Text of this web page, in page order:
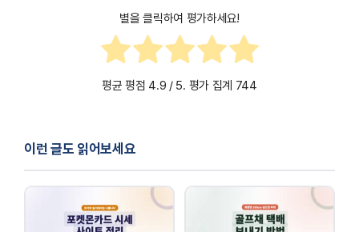
별을 클릭하여 평가하세요!
평균 평점 4.9 / 5. 평가 집계 744
이런 글도 읽어보세요